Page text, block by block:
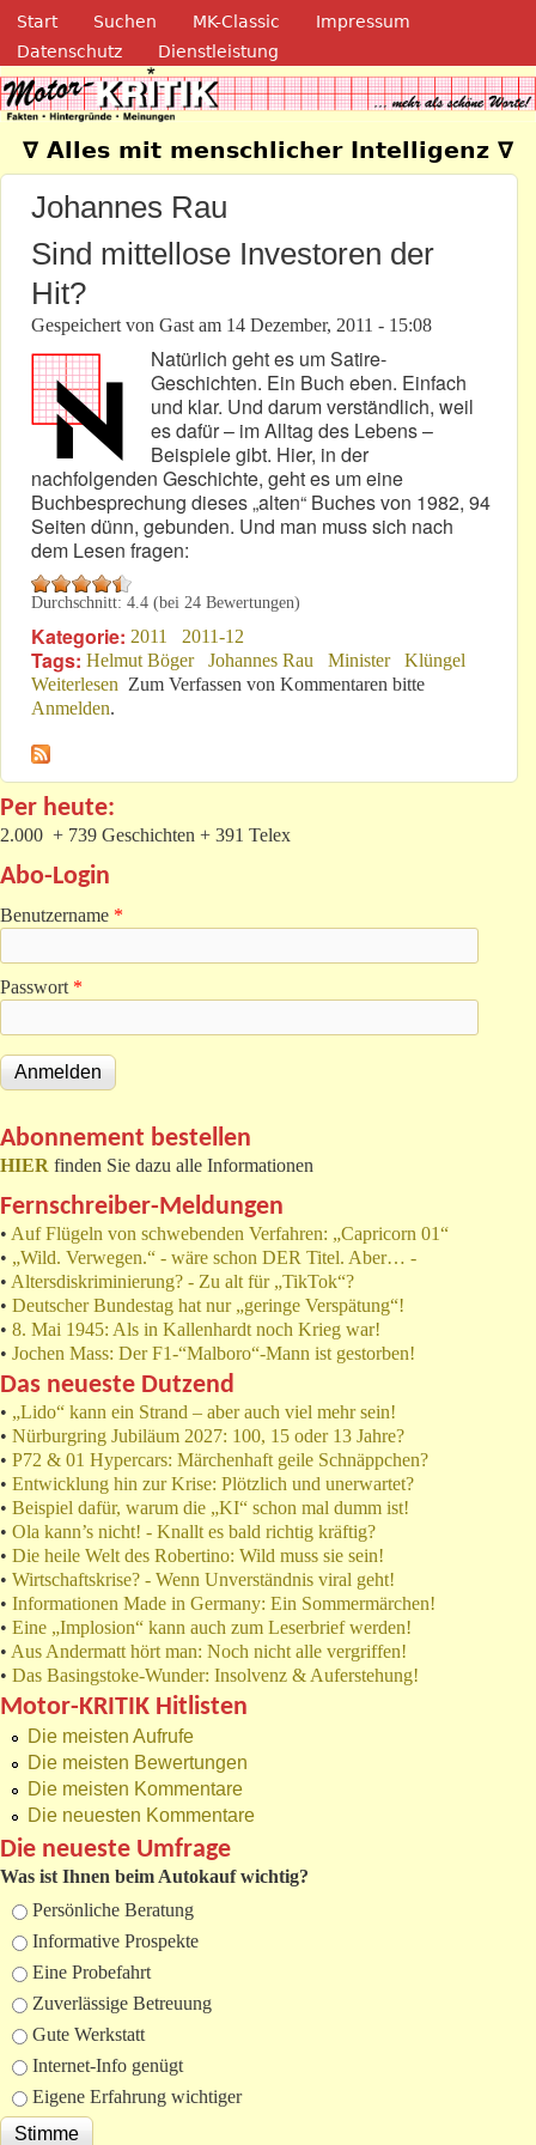
Direkt zum Inhalt
Navigation
Start Suchen MK-Classic
Impressum
Datenschutz
Dienstleistung
Motor-Kritik.de
∇ Alles mit menschlicher Intelligenz ∇
Johannes Rau
Sind mittellose Investoren der
Hit?
Gespeichert von Gast am 14 Dezember, 2011 - 15:08
Natürlich geht es um Satire-
Geschichten. Ein Buch eben. Einfach
und klar. Und darum verständlich, weil
es dafür – im Alltag des Lebens –
Beispiele gibt. Hier, in der
nachfolgenden Geschichte, geht es um eine
Buchbesprechung dieses „alten“ Buches von 1982, 94
Seiten dünn, gebunden. Und man muss sich nach
dem Lesen fragen:
Durchschnitt: 4.4 (bei 24 Bewertungen)
Kategorie: 2011 2011-12
Tags: Helmut Böger Johannes Rau Minister
Klüngel
Weiterlesen über Sind mittellose Investoren der Hit?
Zum Verfassen von Kommentaren bitte
Anmelden.
Per heute:
2.000 + 739 Geschichten + 391 Telex
Abo-Login
Benutzername *
Passwort *
Abonnement bestellen
HIER finden Sie dazu alle Informationen
Fernschreiber-Meldungen
• Auf Flügeln von schwebenden Verfahren: „Capricorn 01“
• „Wild. Verwegen.“ - wäre schon DER Titel. Aber… -
• Altersdiskriminierung? - Zu alt für „TikTok“?
• Deutscher Bundestag hat nur „geringe Verspätung“!
• 8. Mai 1945: Als in Kallenhardt noch Krieg war!
• Jochen Mass: Der F1-“Malboro“-Mann ist gestorben!
Das neueste Dutzend
• „Lido“ kann ein Strand – aber auch viel mehr sein!
• Nürburgring Jubiläum 2027: 100, 15 oder 13 Jahre?
• P72 & 01 Hypercars: Märchenhaft geile Schnäppchen?
• Entwicklung hin zur Krise: Plötzlich und unerwartet?
• Beispiel dafür, warum die „KI“ schon mal dumm ist!
• Ola kann’s nicht! - Knallt es bald richtig kräftig?
• Die heile Welt des Robertino: Wild muss sie sein!
• Wirtschaftskrise? - Wenn Unverständnis viral geht!
• Informationen Made in Germany: Ein Sommermärchen!
• Eine „Implosion“ kann auch zum Leserbrief werden!
• Aus Andermatt hört man: Noch nicht alle vergriffen!
• Das Basingstoke-Wunder: Insolvenz & Auferstehung!
Motor-KRITIK Hitlisten
Die meisten Aufrufe
Die meisten Bewertungen
Die meisten Kommentare
Die neuesten Kommentare
Die neueste Umfrage
Was ist Ihnen beim Autokauf wichtig?
Auswahlmöglichkeiten
Persönliche Beratung
Informative Prospekte
Eine Probefahrt
Zuverlässige Betreuung
Gute Werkstatt
Internet-Info genügt
Eigene Erfahrung wichtiger